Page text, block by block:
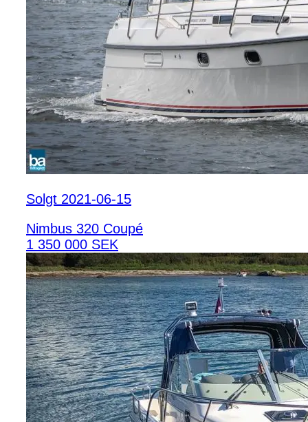
Solgt 2021-06-15
Nimbus 320 Coupé
1 350 000 SEK